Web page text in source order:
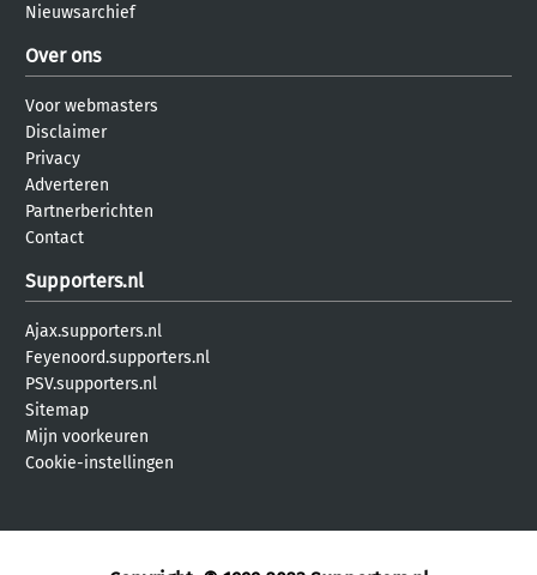
Nieuwsarchief
Over ons
Voor webmasters
Disclaimer
Privacy
Adverteren
Partnerberichten
Contact
Supporters.nl
Ajax.supporters.nl
Feyenoord.supporters.nl
PSV.supporters.nl
Sitemap
Mijn voorkeuren
Cookie-instellingen